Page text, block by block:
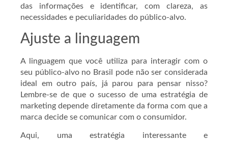
das informações e identificar, com clareza, as
necessidades e peculiaridades do público-alvo.
Ajuste a linguagem
A linguagem que você utiliza para interagir com o
seu público-alvo no Brasil pode não ser considerada
ideal em outro país, já parou para pensar nisso?
Lembre-se de que o sucesso de uma estratégia de
marketing depende diretamente da forma com que a
marca decide se comunicar com o consumidor.
Aqui, uma estratégia interessante e